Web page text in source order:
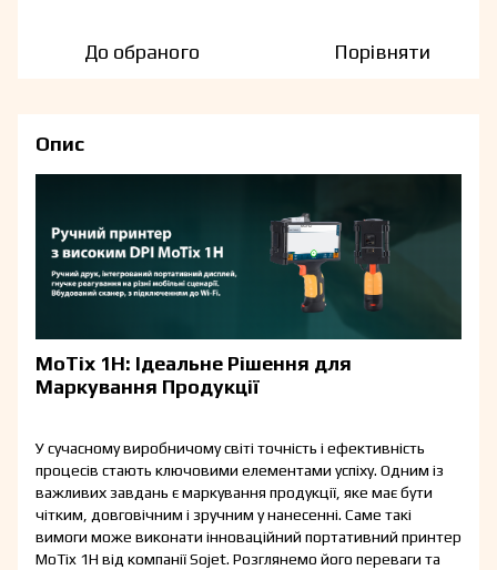
До обраного Порівняти
Опис
MoTix 1H: Ідеальне Рішення для
Маркування Продукції
У сучасному виробничому світі точність і ефективність
процесів стають ключовими елементами успіху. Одним із
важливих завдань є маркування продукції, яке має бути
чітким, довговічним і зручним у нанесенні. Саме такі
вимоги може виконати інноваційний портативний принтер
MoTix 1H від компанії Sojet. Розглянемо його переваги та